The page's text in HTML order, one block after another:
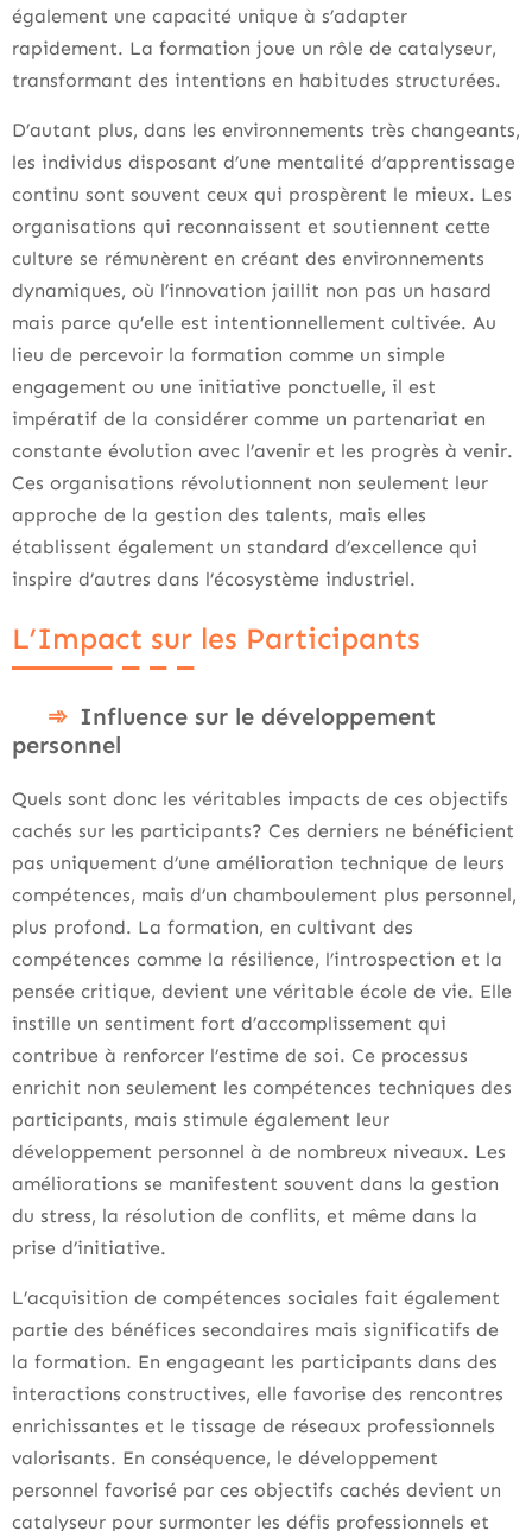
également une capacité unique à s’adapter
rapidement. La formation joue un rôle de catalyseur,
transformant des intentions en habitudes structurées.
D’autant plus, dans les environnements très changeants,
les individus disposant d’une mentalité d’apprentissage
continu sont souvent ceux qui prospèrent le mieux. Les
organisations qui reconnaissent et soutiennent cette
culture se rémunèrent en créant des environnements
dynamiques, où l’innovation jaillit non pas un hasard
mais parce qu’elle est intentionnellement cultivée. Au
lieu de percevoir la formation comme un simple
engagement ou une initiative ponctuelle, il est
impératif de la considérer comme un partenariat en
constante évolution avec l’avenir et les progrès à venir.
Ces organisations révolutionnent non seulement leur
approche de la gestion des talents, mais elles
établissent également un standard d’excellence qui
inspire d’autres dans l’écosystème industriel.
L’Impact sur les Participants
Influence sur le développement
personnel
Quels sont donc les véritables impacts de ces objectifs
cachés sur les participants? Ces derniers ne bénéficient
pas uniquement d’une amélioration technique de leurs
compétences, mais d’un chamboulement plus personnel,
plus profond. La formation, en cultivant des
compétences comme la résilience, l’introspection et la
pensée critique, devient une véritable école de vie. Elle
instille un sentiment fort d’accomplissement qui
contribue à renforcer l’estime de soi. Ce processus
enrichit non seulement les compétences techniques des
participants, mais stimule également leur
développement personnel à de nombreux niveaux. Les
améliorations se manifestent souvent dans la gestion
du stress, la résolution de conflits, et même dans la
prise d’initiative.
L’acquisition de compétences sociales fait également
partie des bénéfices secondaires mais significatifs de
la formation. En engageant les participants dans des
interactions constructives, elle favorise des rencontres
enrichissantes et le tissage de réseaux professionnels
valorisants. En conséquence, le développement
personnel favorisé par ces objectifs cachés devient un
catalyseur pour surmonter les défis professionnels et